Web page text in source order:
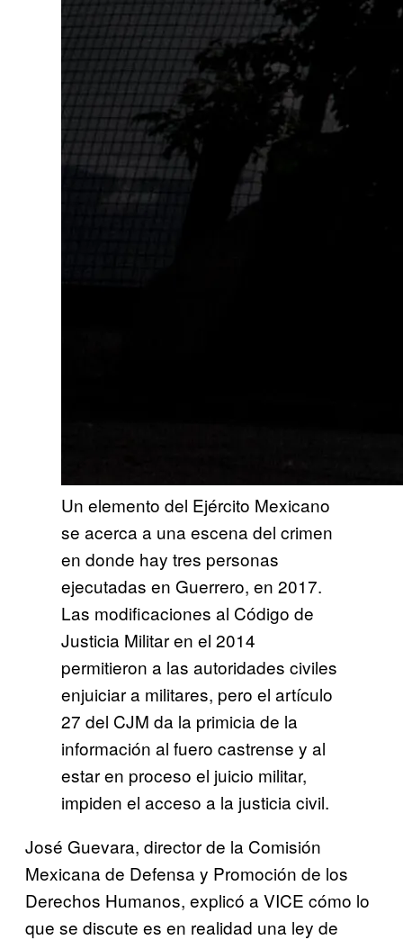
Un elemento del Ejército Mexicano
se acerca a una escena del crimen
en donde hay tres personas
ejecutadas en Guerrero, en 2017.
Las modificaciones al Código de
Justicia Militar en el 2014
permitieron a las autoridades civiles
enjuiciar a militares, pero el artículo
27 del CJM da la primicia de la
información al fuero castrense y al
estar en proceso el juicio militar,
impiden el acceso a la justicia civil.
José Guevara, director de la Comisión
Mexicana de Defensa y Promoción de los
Derechos Humanos, explicó a VICE cómo lo
que se discute es en realidad una ley de